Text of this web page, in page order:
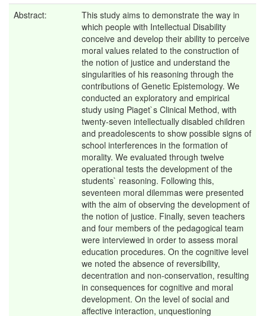
Abstract:
This study aims to demonstrate the way in
which people with Intellectual Disability
conceive and develop their ability to perceive
moral values related to the construction of
the notion of justice and understand the
singularities of his reasoning through the
contributions of Genetic Epistemology. We
conducted an exploratory and empirical
study using Piaget`s Clinical Method, with
twenty-seven intellectually disabled children
and preadolescents to show possible signs of
school interferences in the formation of
morality. We evaluated through twelve
operational tests the development of the
students` reasoning. Following this,
seventeen moral dilemmas were presented
with the aim of observing the development of
the notion of justice. Finally, seven teachers
and four members of the pedagogical team
were interviewed in order to assess moral
education procedures. On the cognitive level
we noted the absence of reversibility,
decentration and non-conservation, resulting
in consequences for cognitive and moral
development. On the level of social and
affective interaction, unquestioning